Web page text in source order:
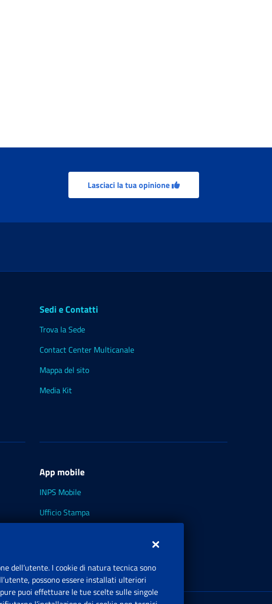
Lasciaci la tua opinione
Sedi e Contatti
Trova la Sede
Contact Center Multicanale
Mappa del sito
Media Kit
App mobile
INPS Mobile
Ufficio Stampa
Sede Legale: Via Ciro il Grande, 21
dell’utente. I cookie di natura tecnica sono
possono essere installati ulteriori
puoi effettuare le tue scelte sulle singole